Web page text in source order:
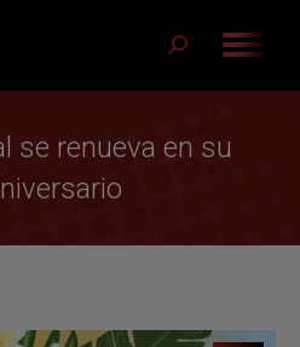
Buscar:
se renueva en su